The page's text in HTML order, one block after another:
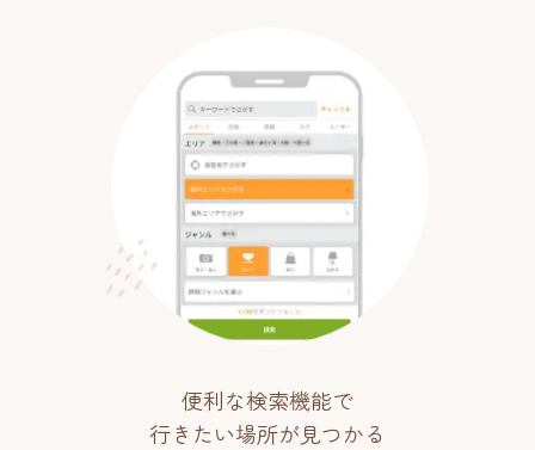
便利な検索機能で
行きたい場所が見つかる